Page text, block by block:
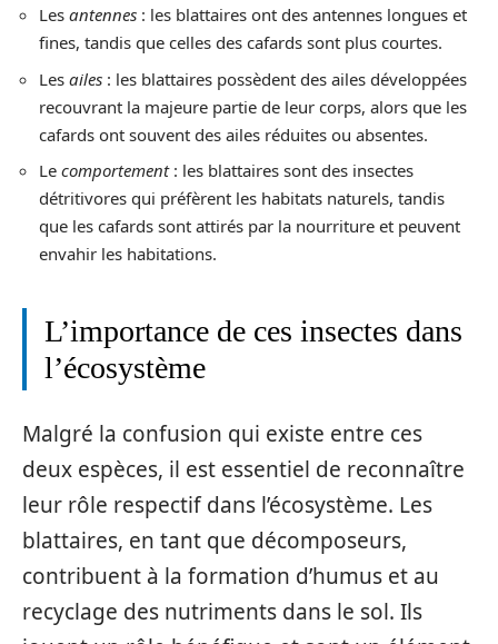
Les antennes : les blattaires ont des antennes longues et
fines, tandis que celles des cafards sont plus courtes.
Les ailes : les blattaires possèdent des ailes développées
recouvrant la majeure partie de leur corps, alors que les
cafards ont souvent des ailes réduites ou absentes.
Le comportement: les blattaires sont des insectes
détritivores qui préfèrent les habitats naturels, tandis
que les cafards sont attirés par la nourriture et peuvent
envahir les habitations.
L’importance de ces insectes dans
l’écosystème
Malgré la confusion qui existe entre ces
deux espèces, il est essentiel de reconnaître
leur rôle respectif dans l’écosystème. Les
blattaires, en tant que décomposeurs,
contribuent à la formation d’humus et au
recyclage des nutriments dans le sol. Ils